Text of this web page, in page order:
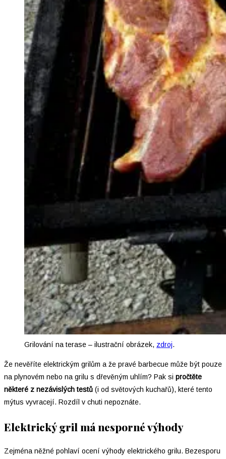
Grilování na terase – ilustrační obrázek, zdroj.
Že nevěříte elektrickým grilům a že pravé barbecue může být pouze
na plynovém nebo na grilu s dřevěným uhlím? Pak si pročtěte
některé z nezávislých testů (i od světových kuchařů), které tento
mýtus vyvracejí. Rozdíl v chuti nepoznáte.
Elektrický gril má nesporné výhody
Zejména něžné pohlaví ocení výhody elektrického grilu. Bezesporu